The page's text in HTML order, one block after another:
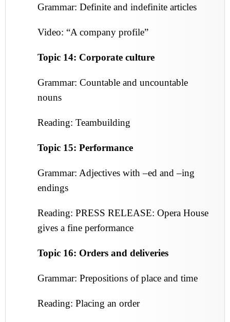
Grammar: Definite and indefinite articles
Video: “A company profile”
Topic 14: Corporate culture
Grammar: Countable and uncountable
nouns
Reading: Teambuilding
Topic 15: Performance
Grammar: Adjectives with –ed and –ing
endings
Reading: PRESS RELEASE: Opera House
gives a fine performance
Topic 16: Orders and deliveries
Grammar: Prepositions of place and time
Reading: Placing an order